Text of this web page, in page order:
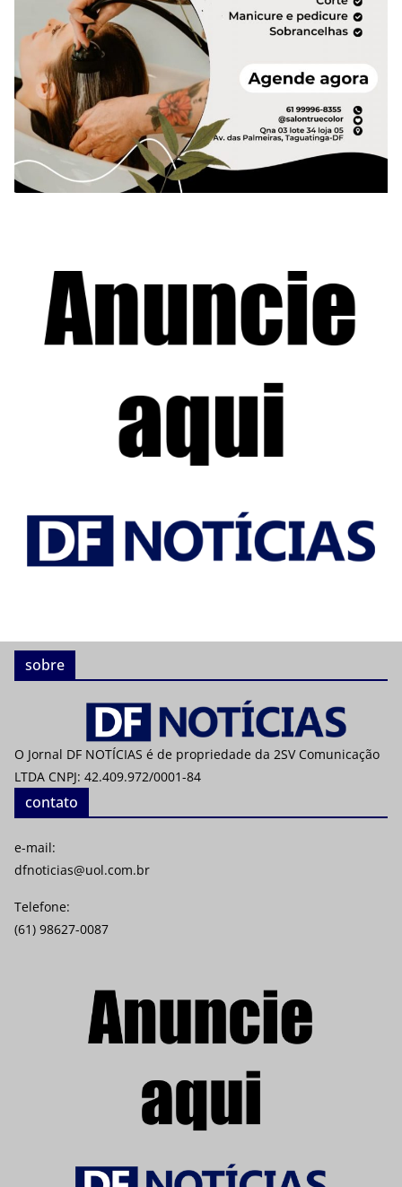
sobre
O Jornal DF NOTÍCIAS é de propriedade da 2SV Comunicação
LTDA CNPJ: 42.409.972/0001-84
contato
e-mail:
dfnoticias@uol.com.br
Telefone:
(61) 98627-0087